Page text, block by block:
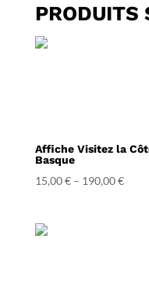
PRODUITS
Affiche Visitez la
Basque
15,00€– 190,00€